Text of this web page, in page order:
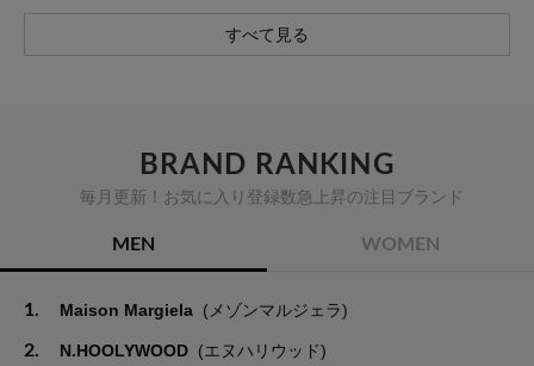
すべて見る
BRAND RANKING
毎月更新！お気に入り登録数急上昇の注目ブランド
MEN WOMEN
1. Maison Margiela (メゾンマルジェラ)
2. N.HOOLYWOOD (エヌハリウッド)